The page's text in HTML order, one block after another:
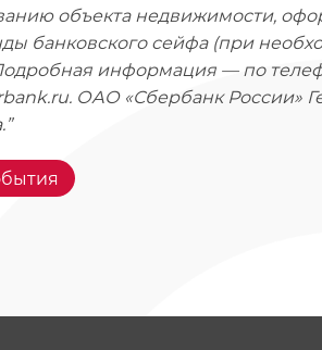
объекта недвижимости,
банковского сейфа (при
информация — по
ОАО «Сбербанк России»